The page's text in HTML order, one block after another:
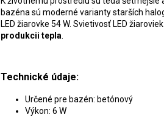
bazéna sú moderné varianty starších
LED žiarovke 54 W. Svietivosť LED
produkcii tepla.
Technické údaje:
Určené pre bazén: betónový
Výkon: 6 W